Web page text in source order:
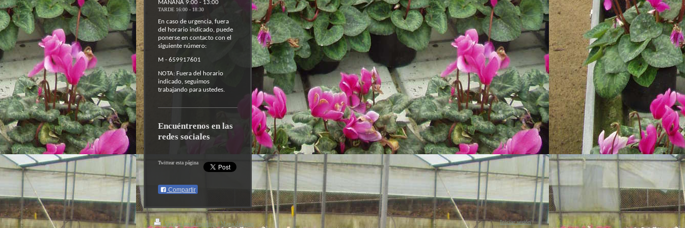
MAÑANA 9:00 - 13:00
TARDE 16:00 - 18:30
En caso de urgencia, fuera
del horario indicado, puede
ponerse en contacto con el
siguiente número:
M - 659917601
NOTA: Fuera del horario
indicado, seguimos
trabajando para ustedes.
Encuéntrenos en las
redes sociales
Twittear esta página
Compartir
Versión para imprimir
Mapa del sitio
Iniciar sesión